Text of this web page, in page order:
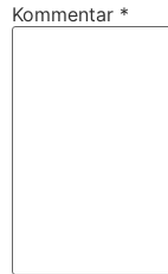
Kommentar *